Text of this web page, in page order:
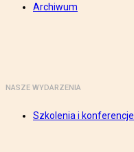
Archiwum
NASZE WYDARZENIA
Szkolenia i konferencje